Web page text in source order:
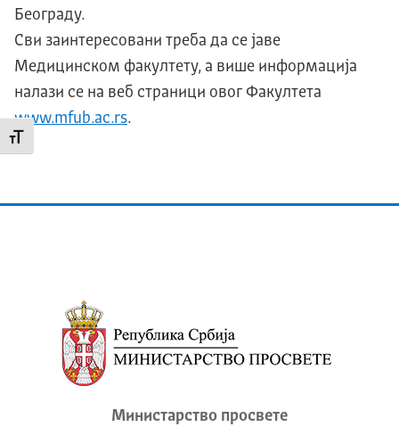
Промени величину слова
Београду.
Сви заинтересовани треба да се јаве
Медицинском факултету, а више информација
налази се на веб страници овог Факултета
www.mfub.ac.rs.
Министарство просвете